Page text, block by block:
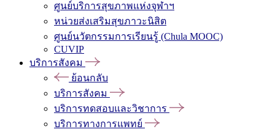
ศูนย์บริการสุขภาพแห่งจุฬาฯ
หน่วยส่งเสริมสุขภาวะนิสิต
ศูนย์นวัตกรรมการเรียนรู้ (Chula MOOC)
CUVIP
บริการสังคม
ย้อนกลับ
บริการสังคม
บริการทดสอบและวิชาการ
บริการทางการแพทย์